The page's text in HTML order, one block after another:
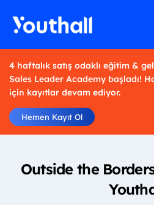
4 haftalık satış odaklı eğitim &
Sales Leader Academy başladı!
için kayıtlar devam ediyor.
Hemen Kayıt Ol
Outside the